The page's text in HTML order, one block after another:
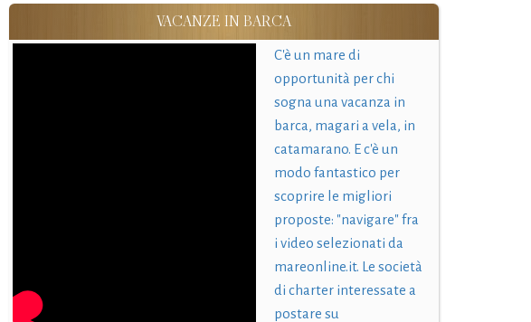
VACANZE IN BARCA
C'è un mare di
opportunità per chi
sogna una vacanza in
barca, magari a vela, in
catamarano. E c'è un
modo fantastico per
scoprire le migliori
proposte: "navigare" fra
i video selezionati da
mareonline.it. Le società
di charter interessate a
postare su